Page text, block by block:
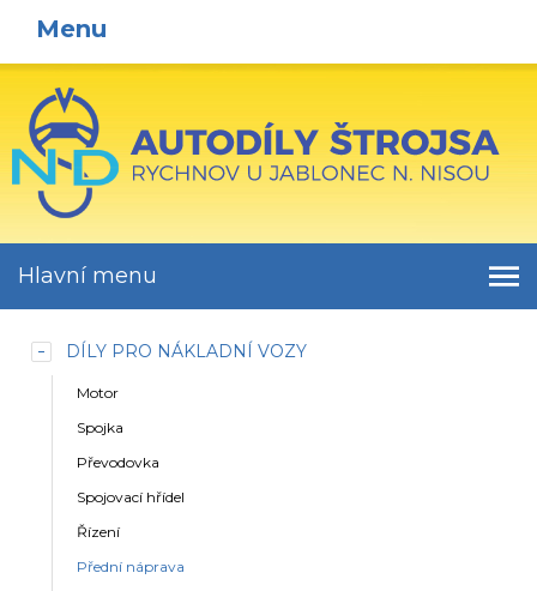
Menu
Hlavní menu
DÍLY PRO NÁKLADNÍ VOZY
Motor
Spojka
Převodovka
Spojovací hřídel
Řízení
Přední náprava